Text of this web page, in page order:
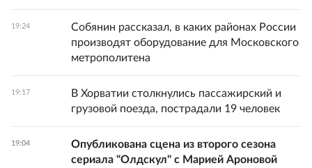
19:24
Собянин рассказал, в каких районах России
производят оборудование для Московского
метрополитена
19:17
В Хорватии столкнулись пассажирский и
грузовой поезда, пострадали 19 человек
19:04
Опубликована сцена из второго сезона
сериала "Олдскул" с Марией Ароновой